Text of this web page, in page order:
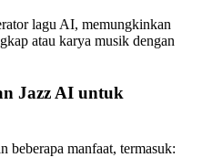
lagu AI, memungkinkan
atau karya musik dengan
Jazz AI untuk
beberapa manfaat, termasuk: